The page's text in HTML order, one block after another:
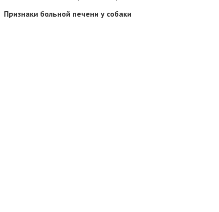
Признаки больной печени у собаки